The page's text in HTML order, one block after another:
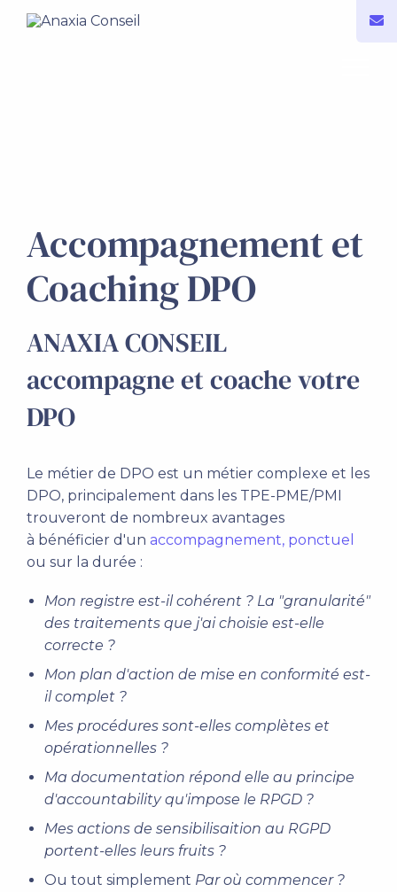
Accompagnement et
Coaching DPO
ANAXIA CONSEIL
accompagne et coache votre
DPO
Le métier de DPO est un métier complexe et les
DPO, principalement dans les TPE-PME/PMI
trouveront de nombreux avantages
à bénéficier d'un accompagnement, ponctuel
ou sur la durée :
Mon registre est-il cohérent ? La "granularité"
des traitements que j'ai choisie est-elle
correcte ?
Mon plan d'action de mise en conformité est-
il complet ?
Mes procédures sont-elles complètes et
opérationnelles ?
Ma documentation répond elle au principe
d'accountability qu'impose le RPGD ?
Mes actions de sensibilisaition au RGPD
portent-elles leurs fruits ?
Ou tout simplement Par où commencer ?